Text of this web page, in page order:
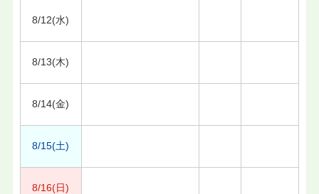
8/12(水)
8/13(木)
8/14(金)
8/15(土)
8/16(日)